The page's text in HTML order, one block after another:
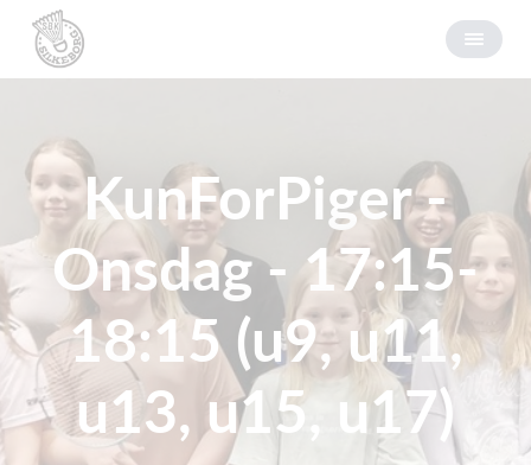
KunForPiger -
Onsdag - 17:15-
18:15 (u9, u11,
u13, u15, u17)